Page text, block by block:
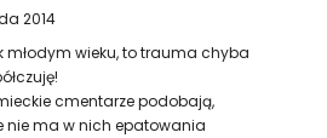
2014
młodym wieku, to trauma chyba
cmentarze podobają,
nie ma w nich epatowania